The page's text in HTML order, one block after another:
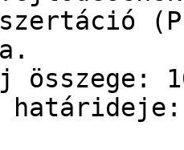
összege: